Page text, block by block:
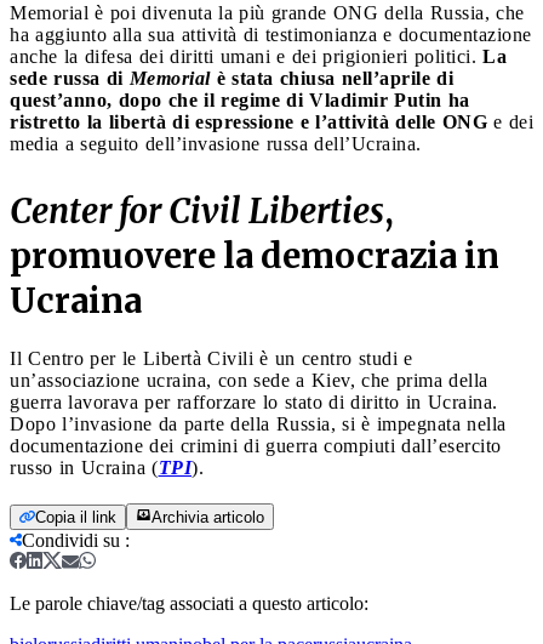
Memorial è poi divenuta la più grande ONG della Russia, che
ha aggiunto alla sua attività di testimonianza e documentazione
anche la difesa dei diritti umani e dei prigionieri politici. La
sede russa di Memorial è stata chiusa nell’aprile di
quest’anno, dopo che il regime di Vladimir Putin ha
ristretto la libertà di espressione e l’attività delle ONG e dei
media a seguito dell’invasione russa dell’Ucraina.
Center for Civil Liberties,
promuovere la democrazia in
Ucraina
Il Centro per le Libertà Civili è un centro studi e
un’associazione ucraina, con sede a Kiev, che prima della
guerra lavorava per rafforzare lo stato di diritto in Ucraina.
Dopo l’invasione da parte della Russia, si è impegnata nella
documentazione dei crimini di guerra compiuti dall’esercito
russo in Ucraina (TPI).
Copia il link Archivia articolo
Condividi su :
Le parole chiave/tag associati a questo articolo: